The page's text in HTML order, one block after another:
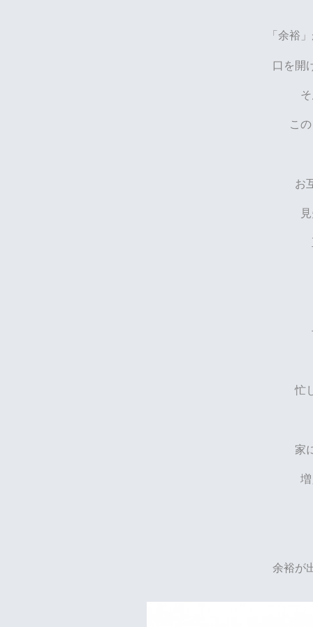
「余裕
口を開
こ
お
忙
家
余裕が